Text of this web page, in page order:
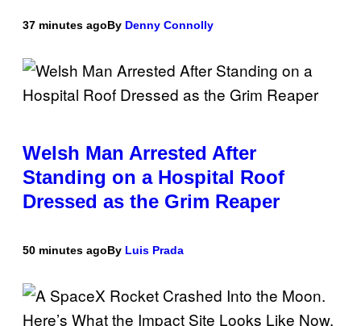
37 minutes agoBy Denny Connolly
Welsh Man Arrested After
Standing on a Hospital Roof
Dressed as the Grim Reaper
50 minutes agoBy Luis Prada